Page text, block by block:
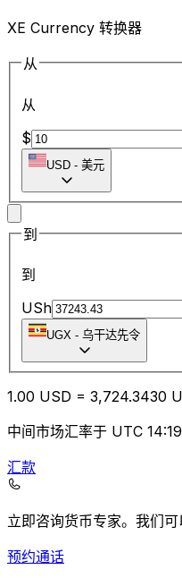
XE Currency 转换器
从
从
$
USD - 美元
到
到
USh
UGX - 乌干达先令
1.00 USD = 3,724.3430
中间市场汇率于 UTC 14:19
汇款
立即咨询货币专家。 我们可
预约通话